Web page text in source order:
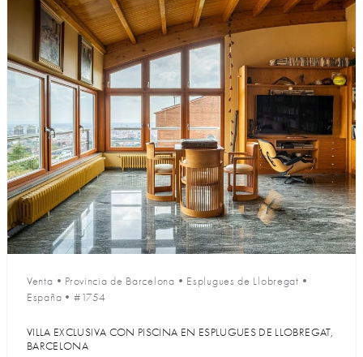
Venta • Provincia de Barcelona • Esplugues de Llobregat •
España • #1754
VILLA EXCLUSIVA CON PISCINA EN ESPLUGUES DE LLOBREGAT,
BARCELONA